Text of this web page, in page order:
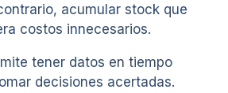
acumular stock que
costos innecesarios.
tener datos en tiempo
decisiones acertadas.